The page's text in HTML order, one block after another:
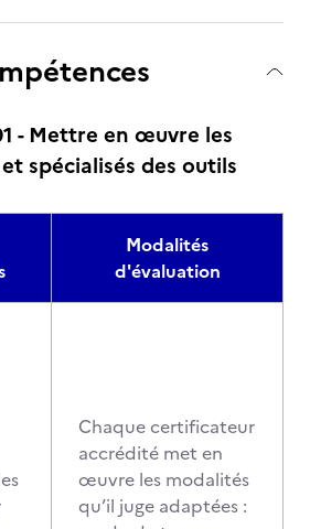
- Mettre en œuvre les
spécialisés des outils
Modalités
d'évaluation
Chaque certificateur
accrédité met en
œuvre les modalités
qu’il juge adaptées :